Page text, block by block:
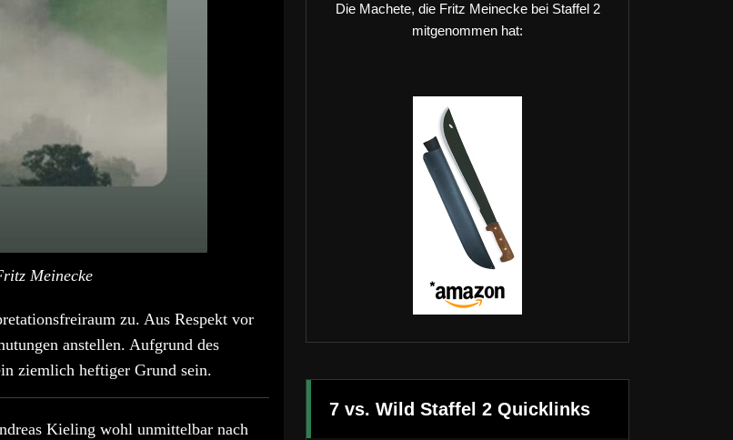
Meinecke
zu. Aus Respekt vor
anstellen. Aufgrund des
ziemlich heftiger Grund sein.
Kieling wohl unmittelbar nach
Die Machete, die Fritz Meinecke bei Staffel 2
mitgenommen hat:
7 vs. Wild Staffel 2 Quicklinks